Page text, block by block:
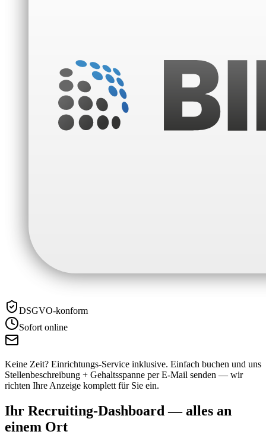
DSGVO-konform
Sofort online
Keine Zeit? Einrichtungs-Service inklusive. Einfach buchen und uns
Stellenbeschreibung + Gehaltsspanne per E-Mail senden — wir
richten Ihre Anzeige komplett für Sie ein.
Ihr Recruiting-Dashboard — alles an
einem Ort